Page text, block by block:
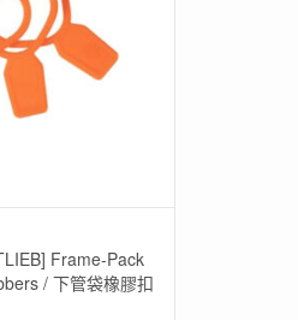
Frame-Pack
/ 下管袋橡膠扣